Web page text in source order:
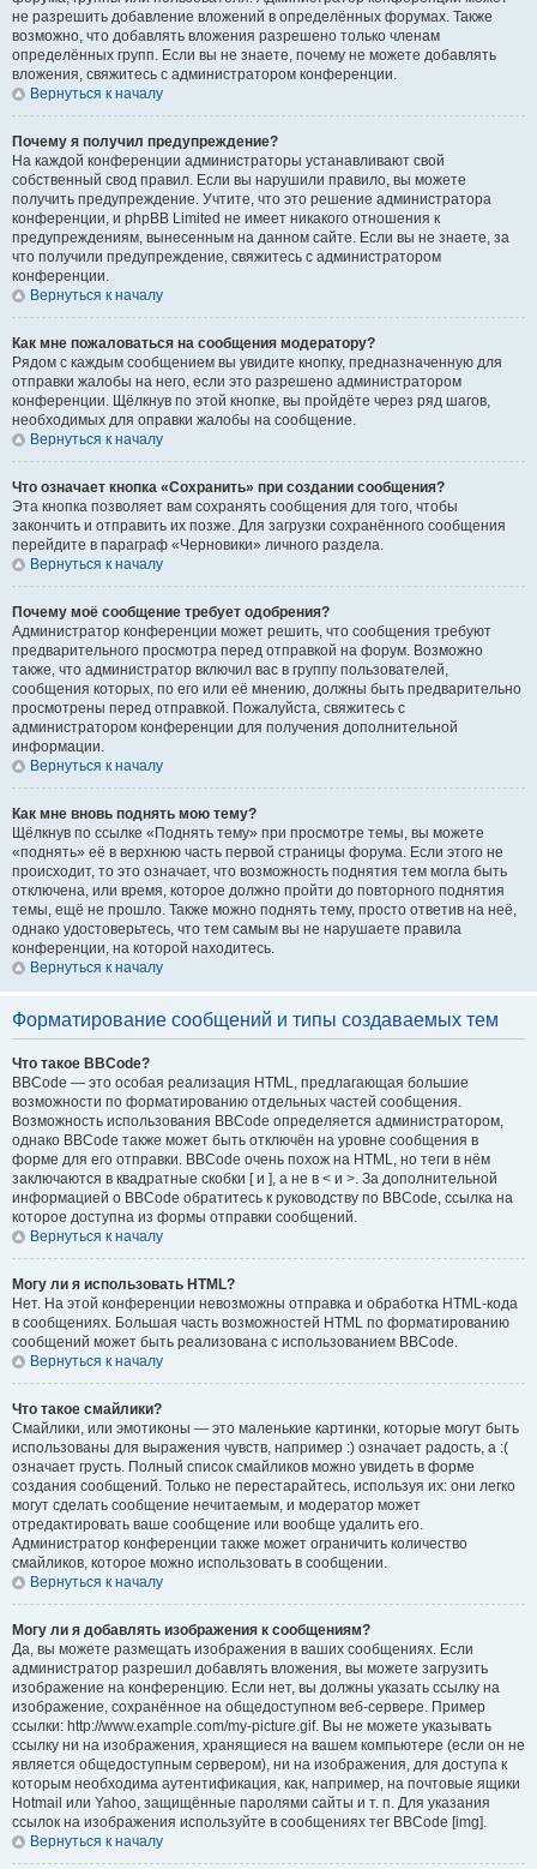
не разрешить добавление вложений в определённых форумах. Также
возможно, что добавлять вложения разрешено только членам
определённых групп. Если вы не знаете, почему не можете добавлять
вложения, свяжитесь с администратором конференции.
Вернуться к началу
Почему я получил предупреждение?
На каждой конференции администраторы устанавливают свой
собственный свод правил. Если вы нарушили правило, вы можете
получить предупреждение. Учтите, что это решение администратора
конференции, и phpBB Limited не имеет никакого отношения к
предупреждениям, вынесенным на данном сайте. Если вы не знаете, за
что получили предупреждение, свяжитесь с администратором
конференции.
Вернуться к началу
Как мне пожаловаться на сообщения модератору?
Рядом с каждым сообщением вы увидите кнопку, предназначенную для
отправки жалобы на него, если это разрешено администратором
конференции. Щёлкнув по этой кнопке, вы пройдёте через ряд шагов,
необходимых для оправки жалобы на сообщение.
Вернуться к началу
Что означает кнопка «Сохранить» при создании сообщения?
Эта кнопка позволяет вам сохранять сообщения для того, чтобы
закончить и отправить их позже. Для загрузки сохранённого сообщения
перейдите в параграф «Черновики» личного раздела.
Вернуться к началу
Почему моё сообщение требует одобрения?
Администратор конференции может решить, что сообщения требуют
предварительного просмотра перед отправкой на форум. Возможно
также, что администратор включил вас в группу пользователей,
сообщения которых, по его или её мнению, должны быть предварительно
просмотрены перед отправкой. Пожалуйста, свяжитесь с
администратором конференции для получения дополнительной
информации.
Вернуться к началу
Как мне вновь поднять мою тему?
Щёлкнув по ссылке «Поднять тему» при просмотре темы, вы можете
«поднять» её в верхнюю часть первой страницы форума. Если этого не
происходит, то это означает, что возможность поднятия тем могла быть
отключена, или время, которое должно пройти до повторного поднятия
темы, ещё не прошло. Также можно поднять тему, просто ответив на неё,
однако удостоверьтесь, что тем самым вы не нарушаете правила
конференции, на которой находитесь.
Вернуться к началу
Форматирование сообщений и типы создаваемых тем
Что такое BBCode?
BBCode — это особая реализация HTML, предлагающая большие
возможности по форматированию отдельных частей сообщения.
Возможность использования BBCode определяется администратором,
однако BBCode также может быть отключён на уровне сообщения в
форме для его отправки. BBCode очень похож на HTML, но теги в нём
заключаются в квадратные скобки [ и ], а не в < и >. За дополнительной
информацией о BBCode обратитесь к руководству по BBCode, ссылка на
которое доступна из формы отправки сообщений.
Вернуться к началу
Могу ли я использовать HTML?
Нет. На этой конференции невозможны отправка и обработка HTML-кода
в сообщениях. Большая часть возможностей HTML по форматированию
сообщений может быть реализована с использованием BBCode.
Вернуться к началу
Что такое смайлики?
Смайлики, или эмотиконы — это маленькие картинки, которые могут быть
использованы для выражения чувств, например :) означает радость, а :(
означает грусть. Полный список смайликов можно увидеть в форме
создания сообщений. Только не перестарайтесь, используя их: они легко
могут сделать сообщение нечитаемым, и модератор может
отредактировать ваше сообщение или вообще удалить его.
Администратор конференции также может ограничить количество
смайликов, которое можно использовать в сообщении.
Вернуться к началу
Могу ли я добавлять изображения к сообщениям?
Да, вы можете размещать изображения в ваших сообщениях. Если
администратор разрешил добавлять вложения, вы можете загрузить
изображение на конференцию. Если нет, вы должны указать ссылку на
изображение, сохранённое на общедоступном веб-сервере. Пример
ссылки: http://www.example.com/my-picture.gif. Вы не можете указывать
ссылку ни на изображения, хранящиеся на вашем компьютере (если он не
является общедоступным сервером), ни на изображения, для доступа к
которым необходима аутентификация, как, например, на почтовые ящики
Hotmail или Yahoo, защищённые паролями сайты и т. п. Для указания
ссылок на изображения используйте в сообщениях тег BBCode [img].
Вернуться к началу